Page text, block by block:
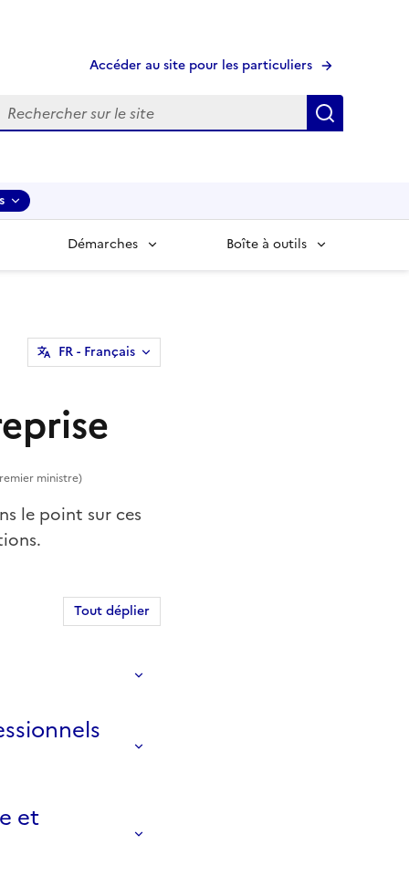
Accéder au site pour les particuliers
Recherche
Démarches Boîte à outils
FR- Français
ministre)
le point sur ces
Tout déplier
et